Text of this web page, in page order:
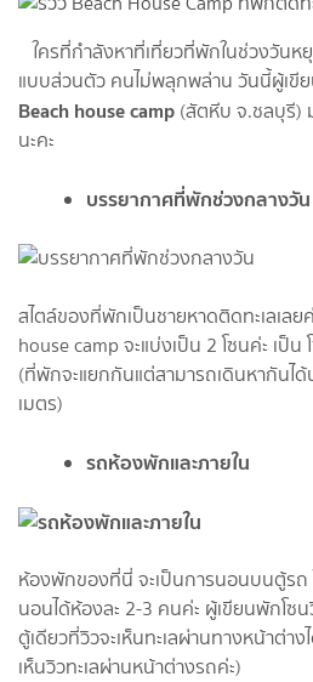
ใครที่กำลังหาที่เที่ยวที่พักในช่วงวันห
แบบส่วนตัว คนไม่พลุกพล่าน วันนี้ผู้เขี
Beach house camp (สัตหีบ จ.ชลบุรี)
นะคะ
บรรยากาศที่พักช่วงกลางวัน
สไตล์ของที่พักเป็นชายหาดติดทะเลเล
house camp จะแบ่งเป็น 2 โซนค่ะ เป็น
(ที่พักจะแยกกันแต่สามารถเดินหากันไ
เมตร)
รถห้องพักและภายใน
ห้องพักของที่นี่ จะเป็นการนอนบนตู้รถ
นอนได้ห้องละ 2-3 คนค่ะ ผู้เขียนพักโซ
ตู้เดียวที่วิวจะเห็นทะเลผ่านทางหน้าต่า
เห็นวิวทะเลผ่านหน้าต่างรถค่ะ)